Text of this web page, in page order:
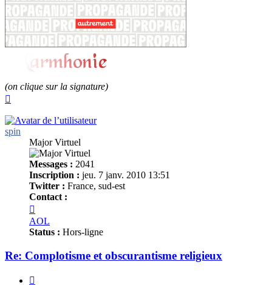
(on clique sur la signature)
spin
Major Virtuel
Messages : 2041
Inscription : jeu. 7 janv. 2010 13:51
Twitter : France, sud-est
Contact :
spin
AOL
Status : Hors-ligne
Re: Complotisme et obscurantisme religieux